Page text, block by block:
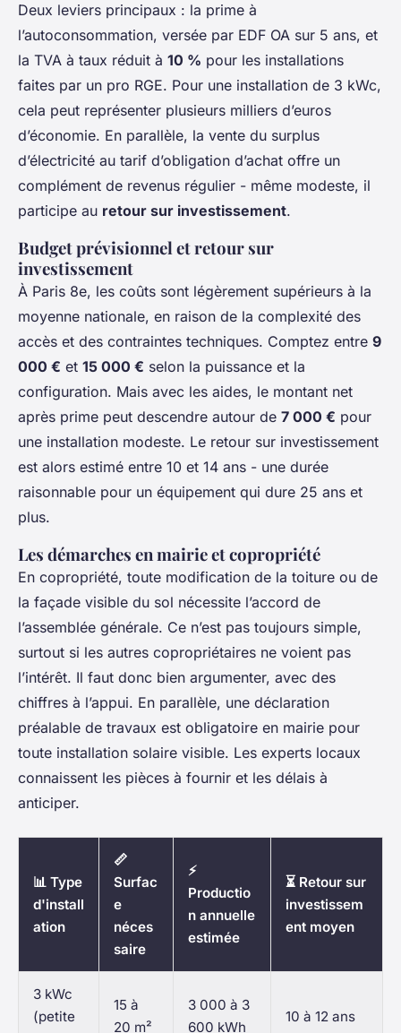
Deux leviers principaux : la prime à
l’autoconsommation, versée par EDF OA sur 5 ans, et
la TVA à taux réduit à 10 % pour les installations
faites par un pro RGE. Pour une installation de 3 kWc,
cela peut représenter plusieurs milliers d’euros
d’économie. En parallèle, la vente du surplus
d’électricité au tarif d’obligation d’achat offre un
complément de revenus régulier - même modeste, il
participe au retour sur investissement.
Budget prévisionnel et retour sur
investissement
À Paris 8e, les coûts sont légèrement supérieurs à la
moyenne nationale, en raison de la complexité des
accès et des contraintes techniques. Comptez entre 9
000 € et 15 000 € selon la puissance et la
configuration. Mais avec les aides, le montant net
après prime peut descendre autour de 7 000 € pour
une installation modeste. Le retour sur investissement
est alors estimé entre 10 et 14 ans - une durée
raisonnable pour un équipement qui dure 25 ans et
plus.
Les démarches en mairie et copropriété
En copropriété, toute modification de la toiture ou de
la façade visible du sol nécessite l’accord de
l’assemblée générale. Ce n’est pas toujours simple,
surtout si les autres copropriétaires ne voient pas
l’intérêt. Il faut donc bien argumenter, avec des
chiffres à l’appui. En parallèle, une déclaration
préalable de travaux est obligatoire en mairie pour
toute installation solaire visible. Les experts locaux
connaissent les pièces à fournir et les délais à
anticiper.
📊 Type
d'install
ation
📏
Surfac
e
néces
saire
⚡
Productio
n annuelle
estimée
⏳ Retour sur
investissem
ent moyen
3 kWc
(petite
15 à
20 m²
3 000 à 3
600 kWh
10 à 12 ans